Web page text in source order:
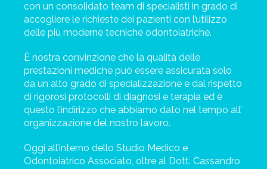
con un consolidato team di specialisti in grado di
accogliere le richieste dei pazienti con l’utilizzo
delle più moderne tecniche odontoiatriche.
È nostra convinzione che la qualità delle
prestazioni mediche può essere assicurata solo
da un alto grado di specializzazione e dal rispetto
di rigorosi protocolli di diagnosi e terapia ed è
questo l’indirizzo che abbiamo dato nel tempo all’
organizzazione del nostro lavoro.
Oggi all’interno dello Studio Medico e
Odontoiatrico Associato, oltre al Dott. Cassandro